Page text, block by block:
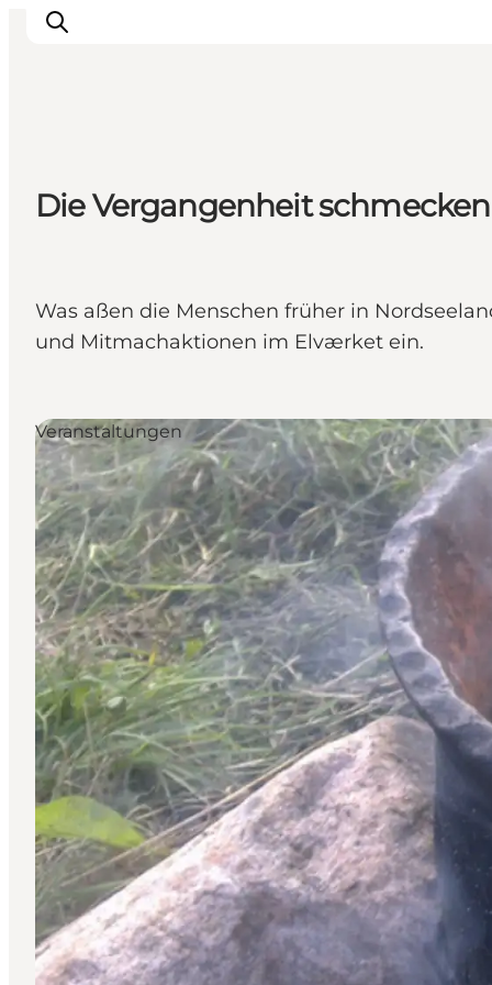
Highlights
Erlebnisse
Städte
Reiseplanung
Die Vergangenheit
Was aßen die Menschen früher in
und Mitmachaktionen im Elværket ein.
Veranstaltungen